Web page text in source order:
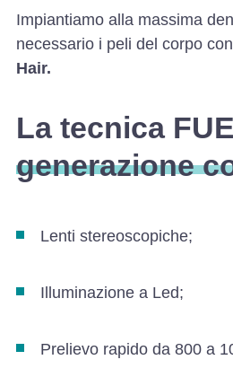
Impiantiamo alla massima
necessario i peli del corpo
Hair.
La tecnica
generazione
Lenti stereoscopiche;
Illuminazione a Led;
Prelievo rapido da 800 a